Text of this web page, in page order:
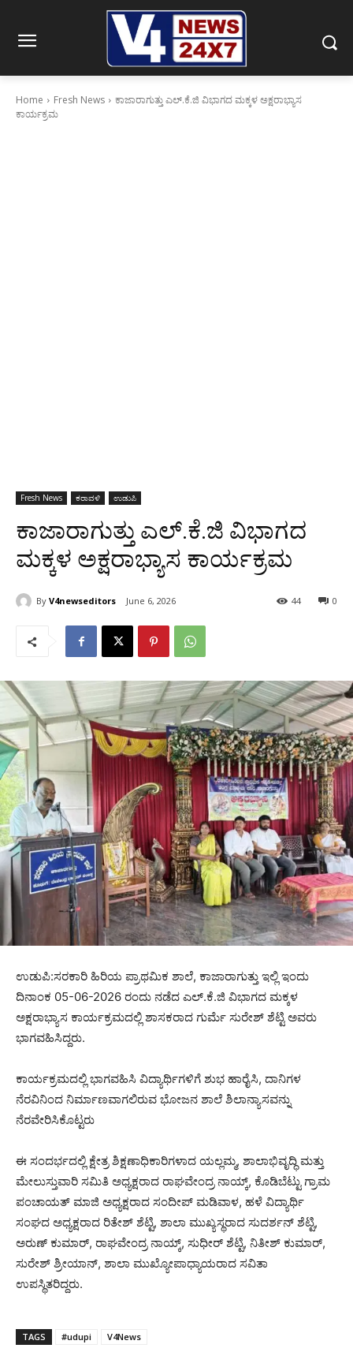
Home Fresh News
ಕಾಜಾರಾಗುತ್ತು ಎಲ್.ಕೆ.ಜಿ ವಿಭಾಗದ ಮಕ್ಕಳ ಅಕ್ಷರಾಭ್ಯಾಸ
ಕಾರ್ಯಕ್ರಮ
Fresh News ಕರಾವಳಿ ಉಡುಪಿ
ಕಾಜಾರಾಗುತ್ತು ಎಲ್.ಕೆ.ಜಿ ವಿಭಾಗದ
ಮಕ್ಕಳ ಅಕ್ಷರಾಭ್ಯಾಸ ಕಾರ್ಯಕ್ರಮ
By V4newseditors June 6, 2026 0
44
ಉಡುಪಿ:ಸರಕಾರಿ ಹಿರಿಯ ಪ್ರಾಥಮಿಕ ಶಾಲೆ, ಕಾಜಾರಾಗುತ್ತು ಇಲ್ಲಿ ಇಂದು
ದಿನಾಂಕ 05-06-2026 ರಂದು ನಡೆದ ಎಲ್.ಕೆ.ಜಿ ವಿಭಾಗದ ಮಕ್ಕಳ
ಅಕ್ಷರಾಭ್ಯಾಸ ಕಾರ್ಯಕ್ರಮದಲ್ಲಿ ಶಾಸಕರಾದ ಗುರ್ಮೆ ಸುರೇಶ್ ಶೆಟ್ಟಿ ಅವರು
ಭಾಗವಹಿಸಿದ್ದರು.
ಕಾರ್ಯಕ್ರಮದಲ್ಲಿ ಭಾಗವಹಿಸಿ ವಿದ್ಯಾರ್ಥಿಗಳಿಗೆ ಶುಭ ಹಾರೈಸಿ, ದಾನಿಗಳ
ನೆರವಿನಿಂದ ನಿರ್ಮಾಣವಾಗಲಿರುವ ಭೋಜನ ಶಾಲೆ ಶಿಲಾನ್ಯಾಸವನ್ನು
ನೆರವೇರಿಸಿಕೊಟ್ಟರು
ಈ ಸಂದರ್ಭದಲ್ಲಿ ಕ್ಷೇತ್ರ ಶಿಕ್ಷಣಾಧಿಕಾರಿಗಳಾದ ಯಲ್ಲಮ್ಮ, ಶಾಲಾಭಿವೃದ್ಧಿ ಮತ್ತು
ಮೇಲುಸ್ತುವಾರಿ ಸಮಿತಿ ಅಧ್ಯಕ್ಷರಾದ ರಾಘವೇಂದ್ರ ನಾಯ್ಕ್, ಕೊಡಿಬೆಟ್ಟು ಗ್ರಾಮ
ಪಂಚಾಯತ್ ಮಾಜಿ ಅಧ್ಯಕ್ಷರಾದ ಸಂದೀಪ್ ಮಡಿವಾಳ, ಹಳೆ ವಿದ್ಯಾರ್ಥಿ
ಸಂಘದ ಅಧ್ಯಕ್ಷರಾದ ರಿತೇಶ್ ಶೆಟ್ಟಿ, ಶಾಲಾ ಮುಖ್ಯಸ್ಥರಾದ ಸುದರ್ಶನ್ ಶೆಟ್ಟಿ,
ಅರುಣ್ ಕುಮಾರ್, ರಾಘವೇಂದ್ರ ನಾಯ್ಕ್, ಸುಧೀರ್ ಶೆಟ್ಟಿ, ನಿತೀಶ್ ಕುಮಾರ್,
ಸುರೇಶ್ ಶ್ರೀಯಾನ್, ಶಾಲಾ ಮುಖ್ಯೋಪಾಧ್ಯಾಯರಾದ ಸವಿತಾ
ಉಪಸ್ಥಿತರಿದ್ದರು.
TAGS #udupi V4News